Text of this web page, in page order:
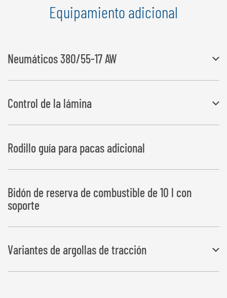
Equipamiento adicional
Neumáticos 380/55-17 AW
Neumáticos 380/55-17 AW
Control de la lámina
Desconecta el proceso de envoltura en caso de rotura de lámina o al
final de la lámina
Rodillo guía para pacas adicional
Bidón de reserva de combustible de 10 l con
soporte
Variantes de argollas de tracción